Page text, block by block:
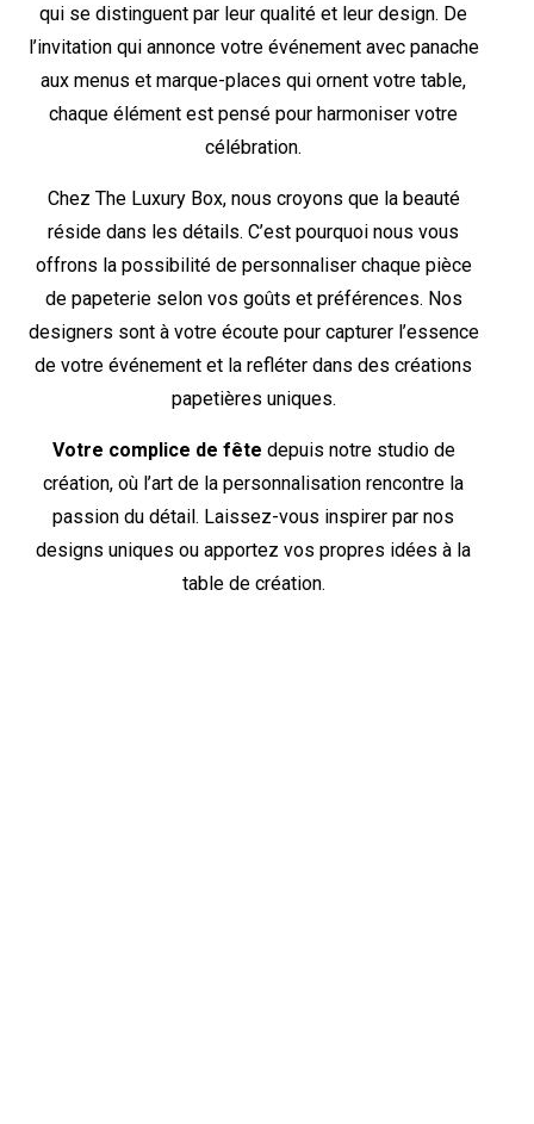
qui se distinguent par leur qualité et leur design. De
l’invitation qui annonce votre événement avec panache
aux menus et marque-places qui ornent votre table,
chaque élément est pensé pour harmoniser votre
célébration.
Chez The Luxury Box, nous croyons que la beauté
réside dans les détails. C’est pourquoi nous vous
offrons la possibilité de personnaliser chaque pièce
de papeterie selon vos goûts et préférences. Nos
designers sont à votre écoute pour capturer l’essence
de votre événement et la refléter dans des créations
papetières uniques.
Votre complice de fête depuis notre studio de
création, où l’art de la personnalisation rencontre la
passion du détail. Laissez-vous inspirer par nos
designs uniques ou apportez vos propres idées à la
table de création.